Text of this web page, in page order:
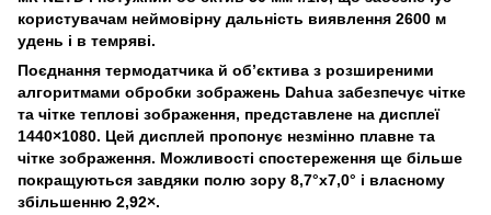
користувачам неймовірну дальність виявлення 2600 м
удень і в темряві.
Поєднання термодатчика й об’єктива з розширеними
алгоритмами обробки зображень Dahua забезпечує чітке
та чітке теплові зображення, представлене на дисплеї
1440×1080. Цей дисплей пропонує незмінно плавне та
чітке зображення. Можливості спостереження ще більше
покращуються завдяки полю зору 8,7°x7,0° і власному
збільшенню 2,92×.